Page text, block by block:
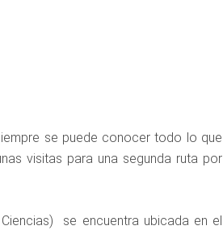
se puede conocer todo lo que
visitas para una segunda ruta por
se encuentra ubicada en el